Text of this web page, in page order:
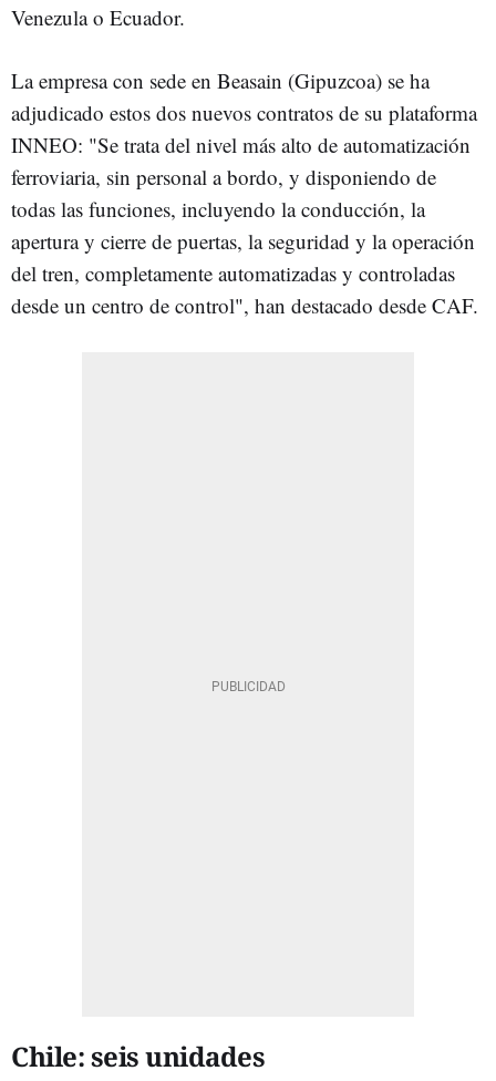
Venezula o Ecuador.
La empresa con sede en Beasain (Gipuzcoa) se ha
adjudicado estos dos nuevos contratos de su plataforma
INNEO: "Se trata del nivel más alto de automatización
ferroviaria, sin personal a bordo, y disponiendo de
todas las funciones, incluyendo la conducción, la
apertura y cierre de puertas, la seguridad y la operación
del tren, completamente automatizadas y controladas
desde un centro de control", han destacado desde CAF.
Chile: seis unidades